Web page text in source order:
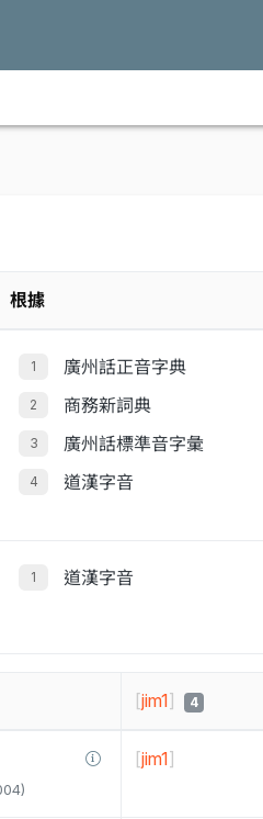
根據
廣州話正音字典
商務新詞典
廣州話標準音字彙
道漢字音
道漢字音
[jim1] 4
[jim1]